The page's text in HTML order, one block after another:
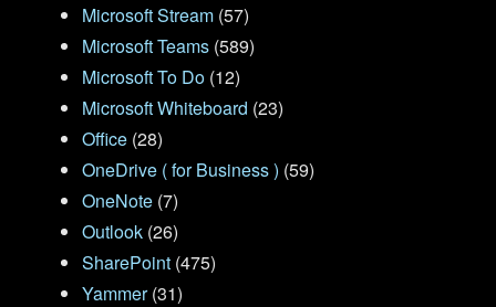
Microsoft Stream (57)
Microsoft Teams (589)
Microsoft To Do (12)
Microsoft Whiteboard (23)
Office (28)
OneDrive ( for Business ) (59)
OneNote (7)
Outlook (26)
SharePoint (475)
Yammer(31)